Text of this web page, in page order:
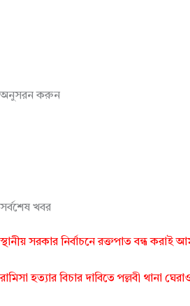
অনুসরন করুন
সর্বশেষ খবর
স্থানীয় সরকার নির্বাচনে রক্তপাত বন্ধ করাই
রামিসা হত্যার বিচার দাবিতে পল্লবী থানা